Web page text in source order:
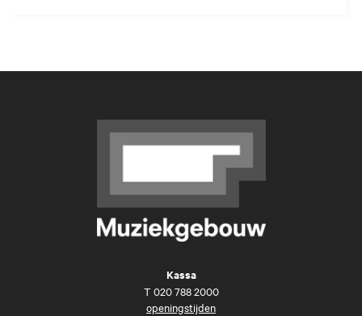
Kassa
T 020 788 2000
openingstijden